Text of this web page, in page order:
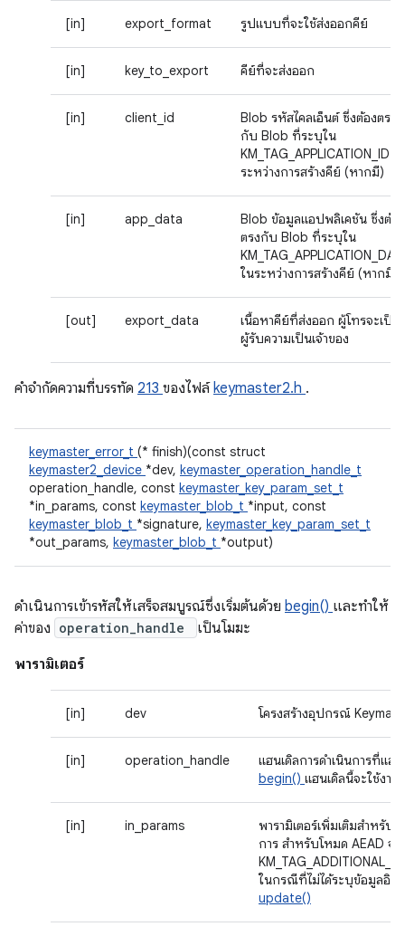
[in] export_format รูปแบบที่จะใช้ส่งออกคีย์
[in] key_to_export คีย์ที่จะส่งออก
[in] client_id
Blob รหัสไคลเอ็นต์ ซึ่งต้องตรง
กับ Blob ที่ระบุใน
KM_TAG_APPLICATION_ID ใ
ระหว่างการสร้างคีย์ (หากมี)
[in] app_data
Blob ข้อมูลแอปพลิเคชัน ซึ่งต้อง
ตรงกับ Blob ที่ระบุใน
ในระหว่างการสร้างคีย์ (หากมี)
[out] export_data
เนื้อหาคีย์ที่ส่งออก ผู้โทรจะเป็น
ผู้รับความเป็นเจ้าของ
คําจํากัดความที่บรรทัด 213 ของไฟล์keymaster2.h .
keymaster_error_t (* finish)(const struct
keymaster2_device *dev, keymaster_operation_handle_t
operation_handle, const keymaster_key_param_set_t
*in_params, const keymaster_blob_t *input, const
keymaster_blob_t *signature, keymaster_key_param_set_t
*out_params, keymaster_blob_t *output)
ดำเนินการเข้ารหัสให้เสร็จสมบูรณ์ซึ่งเริ่มต้นด้วย begin() และทำให้
ค่าของ operation_handle
เป็นโมฆะ
พารามิเตอร์
[in] dev โครงสร้างอุปกรณ์
[in] operation_handle
แฮนเดิลการดำเนินการที่แส
begin() แฮนเดิลนี้จะใช้งาน
[in] in_params
พารามิเตอร์เพิ่มเติมสําหรับก
การ สําหรับโหมด AEAD จะ
ในกรณีที่ไม่ได้ระบุข้อมูลอิน
update()